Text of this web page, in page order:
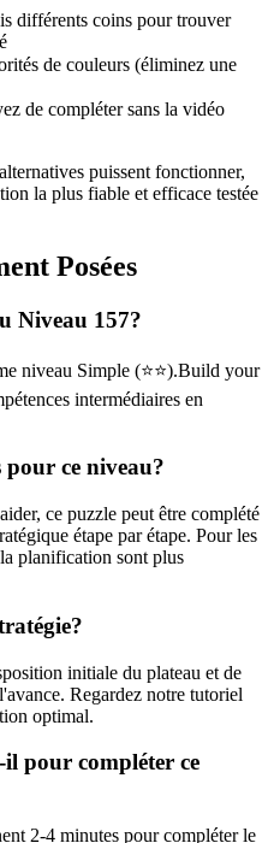
différents coins pour trouver
de couleurs (éliminez une
de compléter sans la vidéo
puissent fonctionner,
la plus fiable et efficace testée
Posées
Niveau 157?
niveau Simple (⭐⭐).Build your
intermédiaires en
pour ce niveau?
ce puzzle peut être complété
étape par étape. Pour les
planification sont plus
initiale du plateau et de
Regardez notre tutoriel
optimal.
pour compléter ce
2-4 minutes pour compléter le